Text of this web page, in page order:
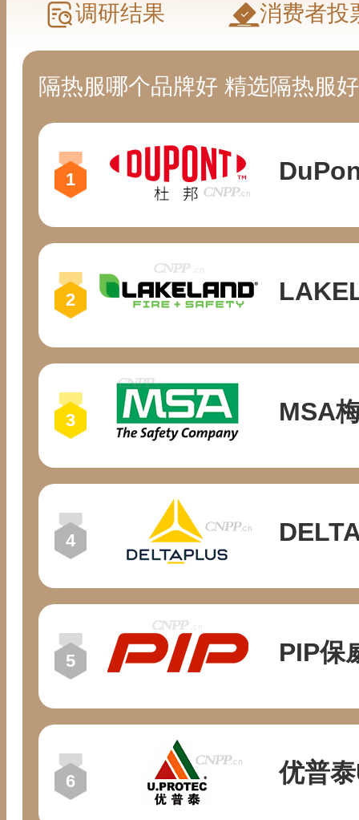
调研结果
消费者投
隔热服哪个品牌好 精选隔热服
MSA
PIP保
优普